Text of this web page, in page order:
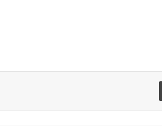
طباعة